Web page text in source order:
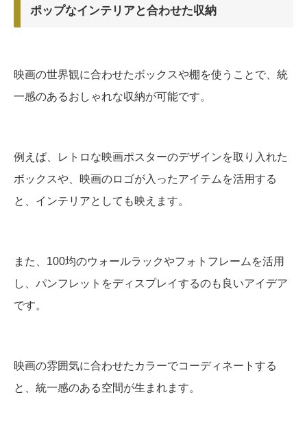
ポップなインテリアと合わせた収納
映画の世界観に合わせたボックスや棚を使うことで、統
一感のあるおしゃれな収納が可能です。
例えば、レトロな映画ポスターのデザインを取り入れた
ボックスや、映画のロゴが入ったアイテムを活用する
と、インテリアとしても映えます。
また、100均のウォールラックやフォトフレームを活用
し、パンフレットをディスプレイするのも良いアイデア
です。
映画の雰囲気に合わせたカラーでコーディネートする
と、統一感のある空間が生まれます。